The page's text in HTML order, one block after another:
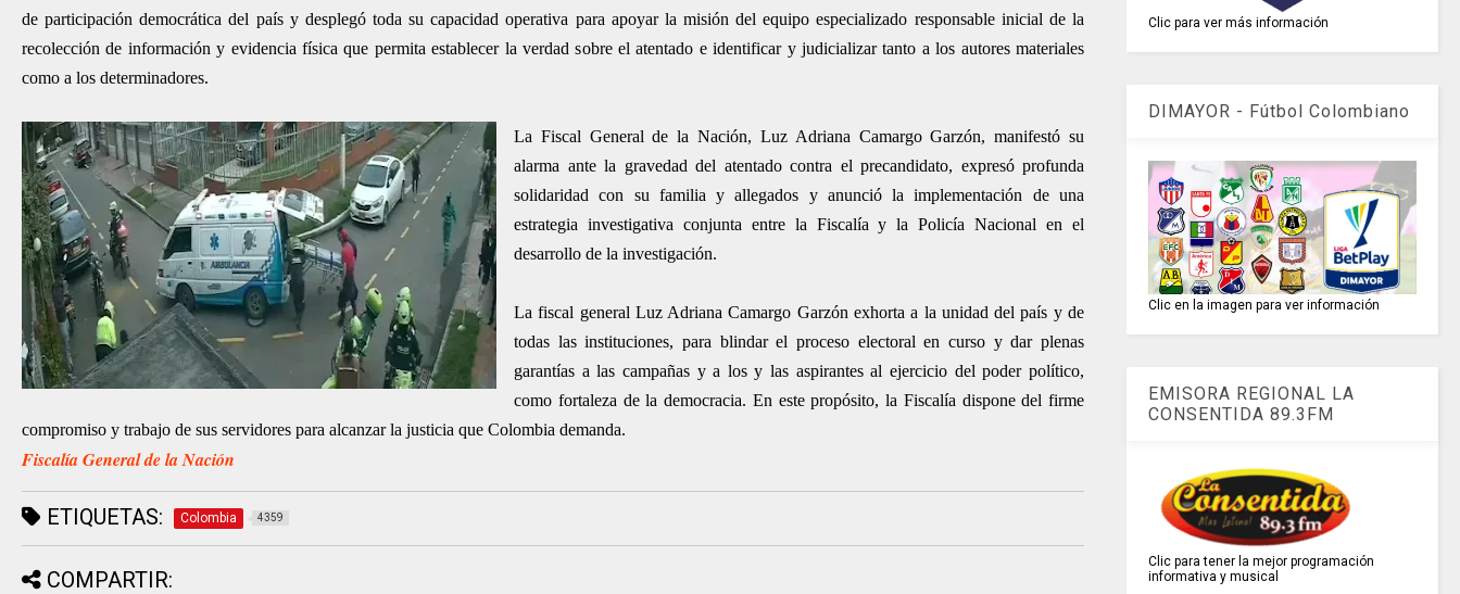
de participación democrática del país y desplegó toda su capacidad operativa para apoyar la misión del equipo especializado responsable inicial de la
recolección de información y evidencia física que permita establecer la verdad sobre el atentado e identificar y judicializar tanto a los autores materiales
como a los determinadores.
La Fiscal General de la Nación, Luz Adriana Camargo Garzón, manifestó su
alarma ante la gravedad del atentado contra el precandidato, expresó profunda
solidaridad con su familia y allegados y anunció la implementación de una
estrategia investigativa conjunta entre la Fiscalía y la Policía Nacional en el
desarrollo de la investigación.
La fiscal general Luz Adriana Camargo Garzón exhorta a la unidad del país y de
todas las instituciones, para blindar el proceso electoral en curso y dar plenas
garantías a las campañas y a los y las aspirantes al ejercicio del poder político,
como fortaleza de la democracia. En este propósito, la Fiscalía dispone del firme
compromiso y trabajo de sus servidores para alcanzar la justicia que Colombia demanda.
Fiscalía General de la Nación
ETIQUETAS: Colombia 4359
COMPARTIR:
Clic para ver más información
DIMAYOR - Fútbol Colombiano
Clic en la imagen para ver información
EMISORA REGIONAL LA
CONSENTIDA 89.3FM
Clic para tener la mejor programación
informativa y musical